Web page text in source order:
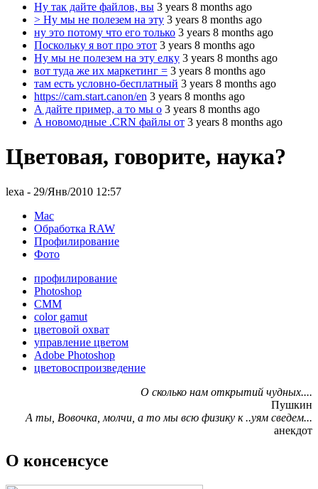
Ну так дайте файлов, вы 3 years 8 months ago
> Ну мы не полезем на эту 3 years 8 months ago
ну это потому что его только 3 years 8 months ago
Поскольку я вот про этот 3 years 8 months ago
Ну мы не полезем на эту елку 3 years 8 months ago
вот туда же их маркетинг = 3 years 8 months ago
там есть условно-бесплатный 3 years 8 months ago
https://cam.start.canon/en 3 years 8 months ago
А дайте пример, а то мы о 3 years 8 months ago
А новомодные .CRN файлы от 3 years 8 months ago
Цветовая, говорите, наука?
lexa - 29/Янв/2010 12:57
Mac
Обработка RAW
Профилирование
Фото
профилирование
Photoshop
CMM
color gamut
цветовой охват
управление цветом
Adobe Photoshop
цветовоспроизведение
О сколько нам открытий чудных....
Пушкин
А ты, Вовочка, молчи, а то мы всю физику к ..уям сведем...
анекдот
О консенсусе